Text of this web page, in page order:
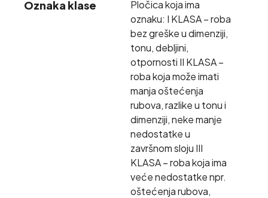
Oznaka klase
Pločica koja ima
oznaku: I KLASA – roba
bez greške u dimenziji,
tonu, debljini,
otpornosti II KLASA –
roba koja može imati
manja oštećenja
rubova, razlike u tonu i
dimenziji, neke manje
nedostatke u
završnom sloju III
KLASA – roba koja ima
veće nedostatke npr.
oštećenja rubova,